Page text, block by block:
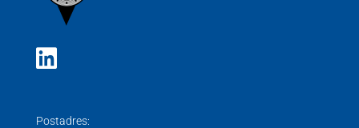
Postadres: